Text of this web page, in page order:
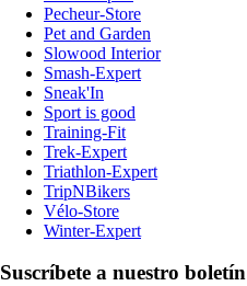
Pecheur-Store
Pet and Garden
Slowood Interior
Smash-Expert
Sneak'In
Sport is good
Training-Fit
Trek-Expert
Triathlon-Expert
TripNBikers
Vélo-Store
Winter-Expert
Suscríbete a nuestro boletín